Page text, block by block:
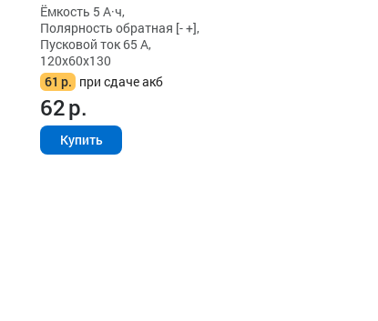
Ёмкость 5 А·ч,
Полярность обратная [- +],
Пусковой ток 65 А,
120x60x130
61 р. при сдаче акб
62р.
Купить